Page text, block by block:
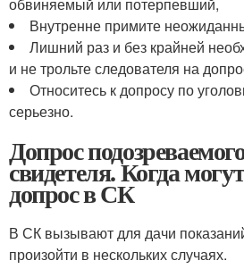
Внутренне примите
Лишний раз и без крайней
и не трольте следователя на
Относитесь к допросу по
серьезно.
Допрос
свидетеля. Когда
допрос в СК
В СК вызывают для дачи
произойти в нескольких случаях.